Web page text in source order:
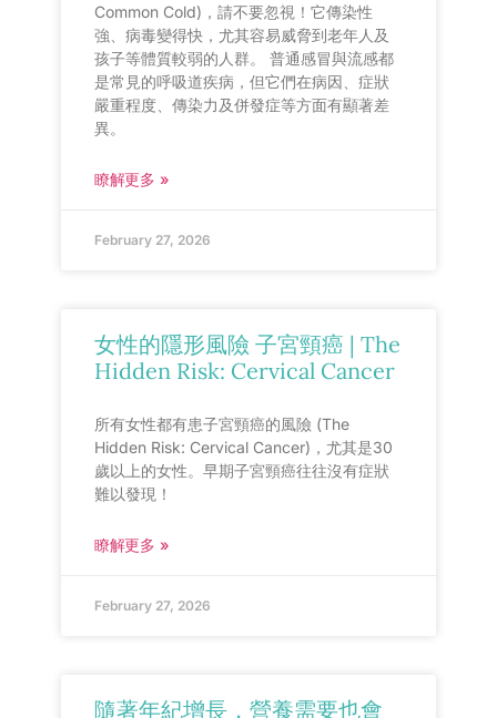
Common Cold)，請不要忽視！它傳染性
強、病毒變得快，尤其容易威脅到老年人及
孩子等體質較弱的人群。 普通感冒與流感都
是常見的呼吸道疾病，但它們在病因、症狀
嚴重程度、傳染力及併發症等方面有顯著差
異。
瞭解更多 »
February 27, 2026
女性的隱形風險 子宮頸癌 | The
Hidden Risk: Cervical Cancer
所有女性都有患子宮頸癌的風險 (The
Hidden Risk: Cervical Cancer)，尤其是30
歲以上的女性。早期子宮頸癌往往沒有症狀
難以發現！
瞭解更多 »
February 27, 2026
隨著年紀增長，營養需要也會